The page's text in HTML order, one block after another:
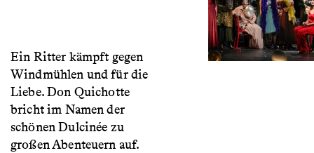
Ein Ritter kämpft gegen
Windmühlen und für die
Liebe. Don Quichotte
bricht im Namen der
schönen Dulcinée zu
großen Abenteuern auf.